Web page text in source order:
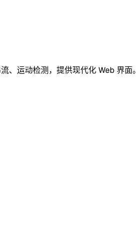
、运动检测，提供现代化 Web 界面。